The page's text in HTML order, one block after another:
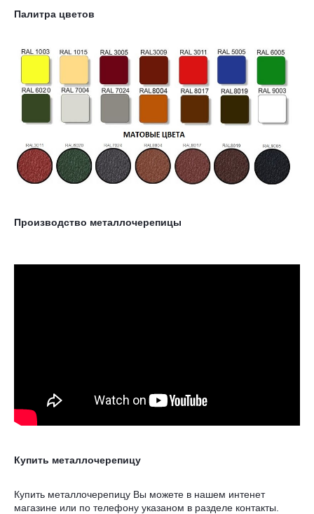
Палитра цветов
Производство металлочерепицы
Купить металлочерепицу
Купить металлочерепицу Вы можете в нашем интенет
магазине или по телефону указаном в разделе контакты.